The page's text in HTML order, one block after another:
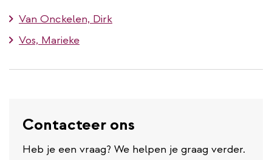
Van Onckelen, Dirk
Vos, Marieke
Contacteer ons
Heb je een vraag? We helpen je graag verder.